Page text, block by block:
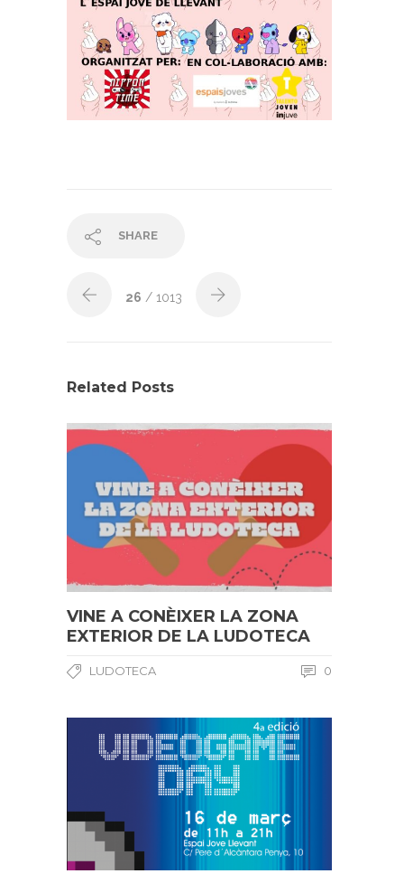
SHARE
26 / 1013
Related Posts
VINE A CONÈIXER LA ZONA
EXTERIOR DE LA LUDOTECA
LUDOTECA 0